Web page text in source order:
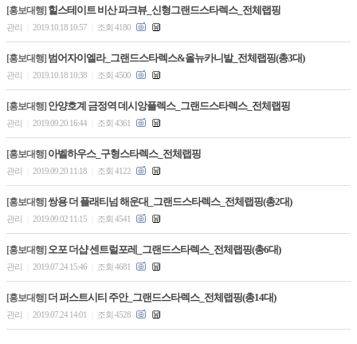
[홍보대행] 힐스테이트 비산 파크뷰_신형그랜드스타렉스_전체랩핑
관리 2019.10.18 10:57 조회 4180
[홍보대행] 범어자이엘라_그랜드스타렉스&올뉴카니발_전체랩핑(총3대)
관리 2019.10.18 10:38 조회 4500
[홍보대행] 안양호계 금정역 데시앙플렉스_그랜드스타렉스_전체랩핑
관리 2019.09.20 16:44 조회 4361
[홍보대행] 아벨하우스_구형스타렉스_전체랩핑
관리 2019.09.20 11:18 조회 4122
[홍보대행] 쌍용 더 플래티넘 해운대_그랜드스타렉스_전체랩핑(총2대)
관리 2019.09.02 11:15 조회 4541
[홍보대행] 오포 더샵 센트럴포레_그랜드스타렉스_전체랩핑(총6대)
관리 2019.07.24 15:46 조회 4681
[홍보대행] 더 퍼스트시티 주안_그랜드스타렉스_전체랩핑(총14대)
관리 2019.07.24 14:01 조회 4528